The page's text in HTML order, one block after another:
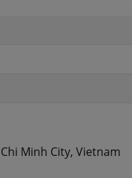
Minh City, Vietnam